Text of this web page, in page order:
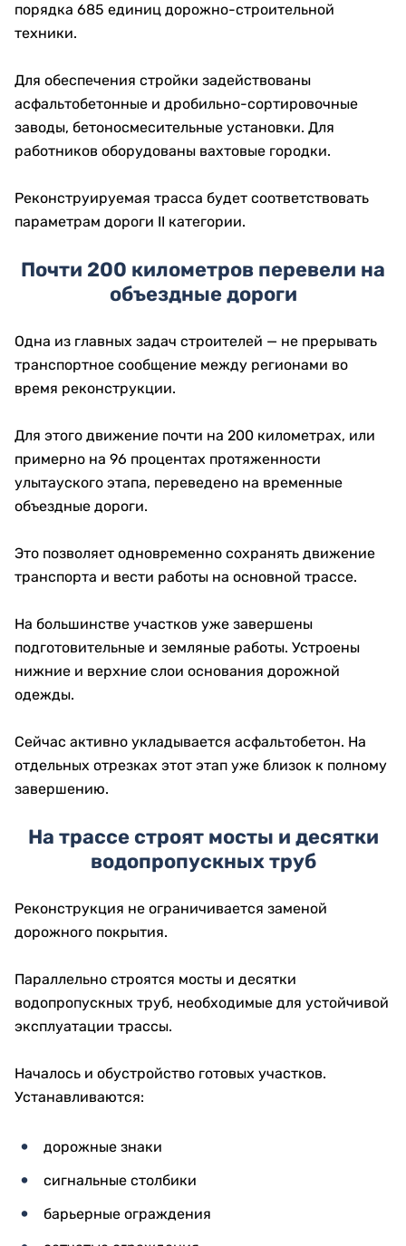
порядка 685 единиц дорожно-строительной
техники.
Для обеспечения стройки задействованы
асфальтобетонные и дробильно-сортировочные
заводы, бетоносмесительные установки. Для
работников оборудованы вахтовые городки.
Реконструируемая трасса будет соответствовать
параметрам дороги II категории.
Почти 200 километров перевели на
объездные дороги
Одна из главных задач строителей — не прерывать
транспортное сообщение между регионами во
время реконструкции.
Для этого движение почти на 200 километрах, или
примерно на 96 процентах протяженности
улытауского этапа, переведено на временные
объездные дороги.
Это позволяет одновременно сохранять движение
транспорта и вести работы на основной трассе.
На большинстве участков уже завершены
подготовительные и земляные работы. Устроены
нижние и верхние слои основания дорожной
одежды.
Сейчас активно укладывается асфальтобетон. На
отдельных отрезках этот этап уже близок к полному
завершению.
На трассе строят мосты и десятки
водопропускных труб
Реконструкция не ограничивается заменой
дорожного покрытия.
Параллельно строятся мосты и десятки
водопропускных труб, необходимые для устойчивой
эксплуатации трассы.
Началось и обустройство готовых участков.
Устанавливаются:
дорожные знаки
сигнальные столбики
барьерные ограждения